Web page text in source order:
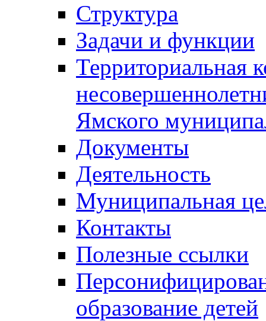
Структура
Задачи и функции
Территориальная
Ямского
Документы
Деятельность
Муниципальная
Контакты
Полезные ссылки
образование детей